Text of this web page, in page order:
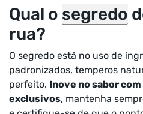
Qual o segredo
rua?
O segredo está no uso de
padronizados, temperos
perfeito. Inove no sabor
exclusivos, mantenha